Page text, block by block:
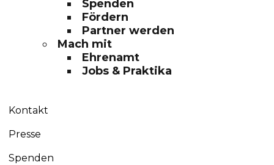
Spenden
Fördern
Partner werden
Mach mit
Ehrenamt
Jobs & Praktika
Kontakt
Presse
Spenden